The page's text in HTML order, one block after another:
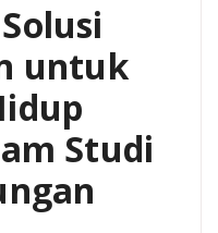
untuk
Studi